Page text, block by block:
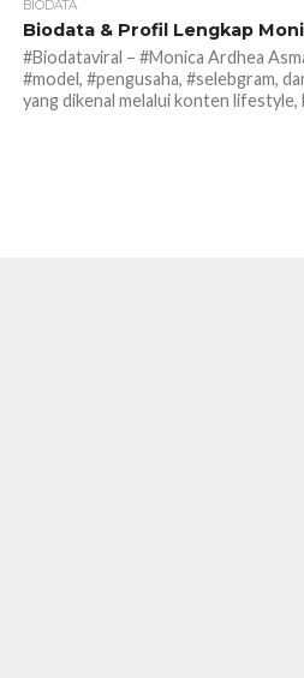
BIODATA
Biodata & Profil Lengkap
#Biodataviral – #Monica Ardhea
#model, #pengusaha, #selebgram,
yang dikenal melalui konten